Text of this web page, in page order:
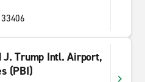
J. Trump Intl. Airport,
(PBI)